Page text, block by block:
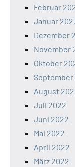
Februar
Januar
Dezember
November
Oktober
September
August
Juli 2022
Juni 2022
Mai 2022
April 2022
März 2022